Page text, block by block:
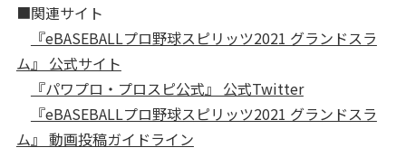
■関連サイト
『eBASEBALLプロ野球スピリッツ2021 グランドスラ
ム』 公式サイト
『パワプロ・プロスピ公式』 公式Twitter
『eBASEBALLプロ野球スピリッツ2021 グランドスラ
ム』 動画投稿ガイドライン